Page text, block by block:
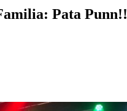
Pata Punn!!